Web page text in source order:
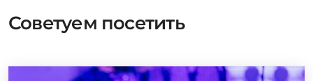
Советуем посетить